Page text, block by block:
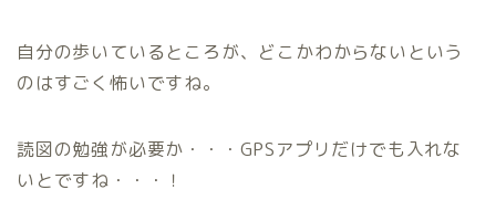
自分の歩いているところが、どこかわからないという
のはすごく怖いですね。
読図の勉強が必要か・・・GPSアプリだけでも入れな
いとですね・・・！